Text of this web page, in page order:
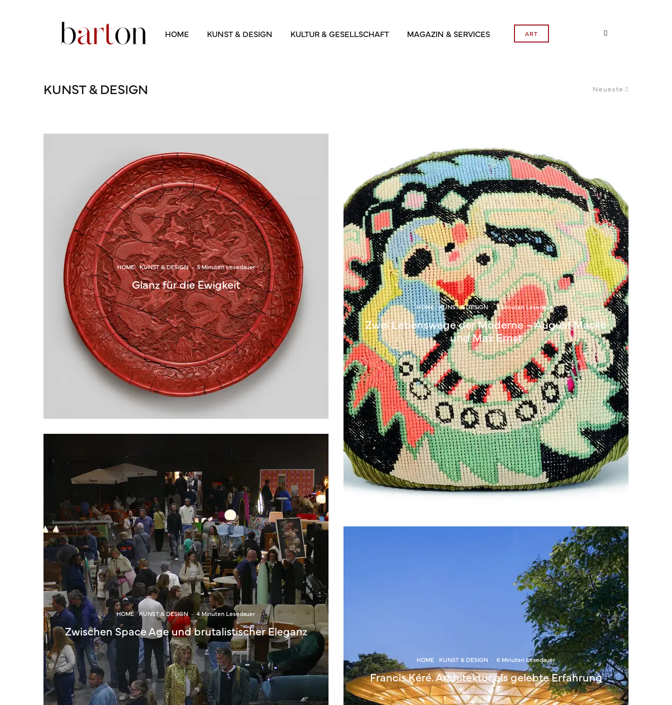
HOME KUNST & DESIGN KULTUR & GESELLSCHAFT MAGAZIN & SERVICES ART
Neueste
KUNST & DESIGN
HOME KUNST & DESIGN · 5 Minuten Lesedauer
Glanz für die Ewigkeit
HOME KUNST & DESIGN · 4 Minuten Lesedauer
Zwischen Space Age und brutalistischer Eleganz
HOME KUNST & DESIGN · 3 Minuten Lesedauer
Zwei Lebenswege der Moderne – August Macke
und Max Ernst
HOME KUNST & DESIGN · 6 Minuten Lesedauer
Francis Kéré. Architektur als gelebte Erfahrung